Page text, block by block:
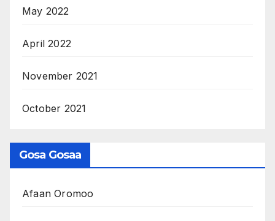
May 2022
April 2022
November 2021
October 2021
Gosa Gosaa
Afaan Oromoo